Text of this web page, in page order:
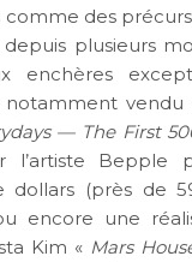
comme des
plusieurs
enchères
notamment
— The First
l’artiste Bepple
dollars (près de
encore une
Kim « Mars